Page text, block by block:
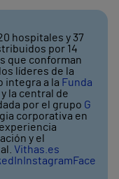
hospitales y 37
por 14
que conforman
líderes de la
integra a la Funda
y la central de
por el grupo G
corporativa en
y el
Vithas.es
InstagramFace